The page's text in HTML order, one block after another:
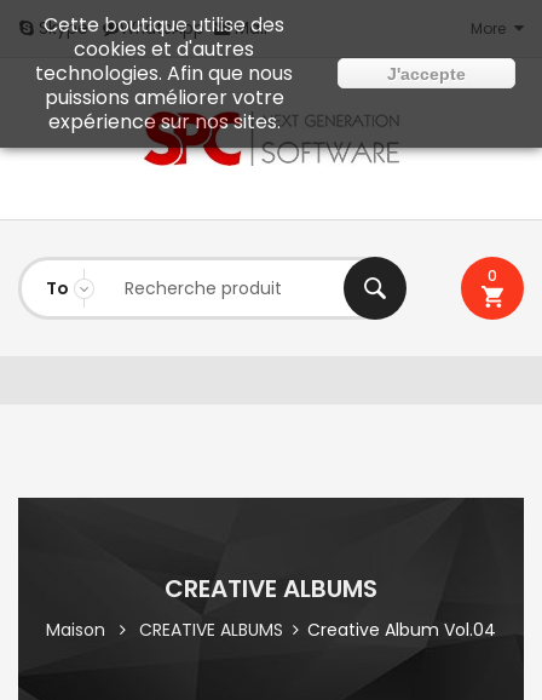
Skype WhatsApp Mail More
0
CREATIVE ALBUMS
Maison CREATIVE ALBUMS Creative Album Vol.04
Cette boutique utilise des
cookies et d'autres
technologies. Afin que nous
puissions améliorer votre
expérience sur nos sites.
J'accepte